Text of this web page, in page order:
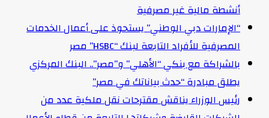
أنشطة مالية غير مصرفية
“الإمارات دبي الوطني” يستحوذ على أعمال الخدمات
المصرفية للأفراد التابعة لبنك “HSBC” مصر
بالشراكة مع بنكي “الأهلي” و”مصر”.. البنك المركزي
يطلق مبادرة “حدث بياناتك في مصر”
رئيس الوزراء يناقش مقترحات نقل ملكية عدد من